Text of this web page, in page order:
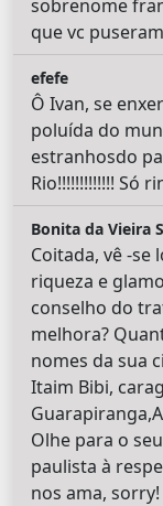
sobrenome
que vc
efefe
Ô Ivan, se
poluída do
estranhosdo
Rio!!!!!!!!!!!!! Só
Bonita da Vieira
Coitada, vê -se
riqueza e
conselho do
melhora?
nomes da sua
Itaim Bibi,
Olhe para o
paulista à
nos ama, sorry!